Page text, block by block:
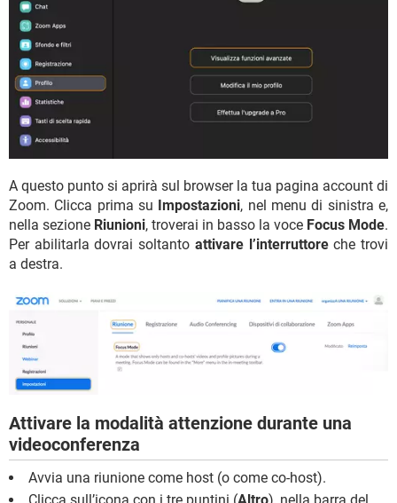
A questo punto si aprirà sul browser la tua pagina account di
Zoom. Clicca prima su Impostazioni, nel menu di sinistra e,
nella sezione Riunioni, troverai in basso la voce Focus Mode.
Per abilitarla dovrai soltanto attivare l’interruttoreche trovi
a destra.
Attivare la modalità attenzione durante una
videoconferenza
Avvia una riunione come host (o come co-host).